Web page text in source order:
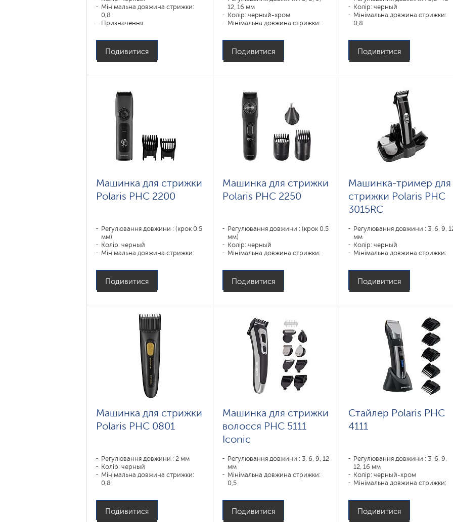
Мінімальна довжина стрижки:
0,8
Призначення:
Подивитися
12, 16 мм
Колір: черный-хром
Мінімальна довжина стрижки:
Призначення:
усы,борода,тело,волосы
Подивитися
Колір: черный
Мінімальна довжина стрижки:
0,8
усы,борода,волосы
Подивитися
Машинка для стрижки
Polaris PHC 2200
Регулювання довжини : (крок 0.5
мм)
Колір: черный
Мінімальна довжина стрижки:
Призначення:
уши,борода,тело,волосы
Подивитися
Машинка для стрижки
Polaris PHC 2250
Регулювання довжини : (крок 0.5
мм)
Колір: черный
Мінімальна довжина стрижки:
Призначення:
усы,борода,тело,волосы
Подивитися
Машинка-тример для
стрижки Polaris PHC
3015RC
Регулювання довжини : 3, 6, 9,
мм
Колір: черный
Мінімальна довжина стрижки:
Призначення:
усы,борода,тело,волосы
Подивитися
Машинка для стрижки
Polaris PHC 0801
Регулювання довжини : 2 мм
Колір: черный
Мінімальна довжина стрижки:
0,8
усы,борода,тело,волосы
Подивитися
Машинка для стрижки
волосся PHC 5111
Iconic
Регулювання довжини : 3, 6, 9, 12
мм
Мінімальна довжина стрижки:
0,5
борода,волосы,лицо,нос,тело,усы,уши
Подивитися
Стайлер Polaris PHC
4111
Регулювання довжини : 3, 6, 9,
12, 16 мм
Колір: черный-хром
Мінімальна довжина стрижки:
Призначення:
усы,борода,тело,волосы
Подивитися